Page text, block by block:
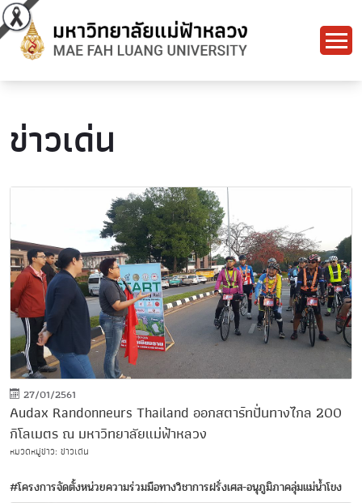
ข่าวเด่น
27/01/2561
Audax Randonneurs Thailand ออกสตาร์ทปั่นทางไกล 200
กิโลเมตร ณ มหาวิทยาลัยแม่ฟ้าหลวง
หมวดหมู่ข่าว: ข่าวเด่น
#โครงการจัดตั้งหน่วยความร่วมมือทางวิชาการฝรั่งเศส-อนุภูมิภาคลุ่มแม่น้ำโขง